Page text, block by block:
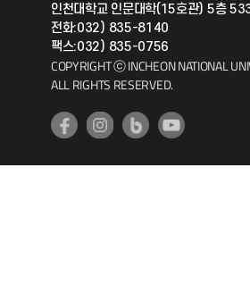
공자아카데미
기초교육원
인천대학교 인문대학(15호관) 5층
전화:032) 835-8140
팩스:032) 835-0756
COPYRIGHT ⓒ INCHEON NATIONAL
ALL RIGHTS RESERVED.